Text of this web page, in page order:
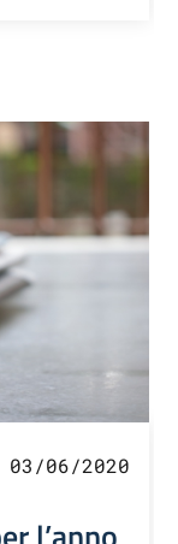
03/06/2020